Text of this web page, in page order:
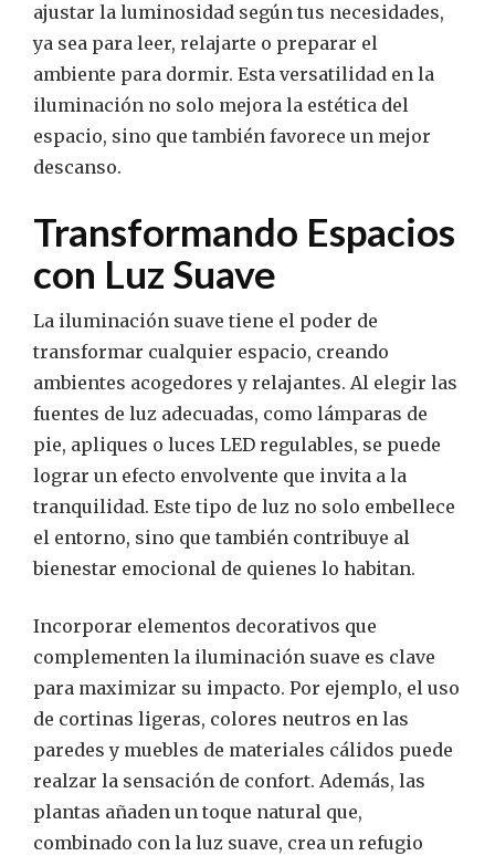
ajustar la luminosidad según tus necesidades,
ya sea para leer, relajarte o preparar el
ambiente para dormir. Esta versatilidad en la
iluminación no solo mejora la estética del
espacio, sino que también favorece un mejor
descanso.
Transformando Espacios
con Luz Suave
La iluminación suave tiene el poder de
transformar cualquier espacio, creando
ambientes acogedores y relajantes. Al elegir las
fuentes de luz adecuadas, como lámparas de
pie, apliques o luces LED regulables, se puede
lograr un efecto envolvente que invita a la
tranquilidad. Este tipo de luz no solo embellece
el entorno, sino que también contribuye al
bienestar emocional de quienes lo habitan.
Incorporar elementos decorativos que
complementen la iluminación suave es clave
para maximizar su impacto. Por ejemplo, el uso
de cortinas ligeras, colores neutros en las
paredes y muebles de materiales cálidos puede
realzar la sensación de confort. Además, las
plantas añaden un toque natural que,
combinado con la luz suave, crea un refugio